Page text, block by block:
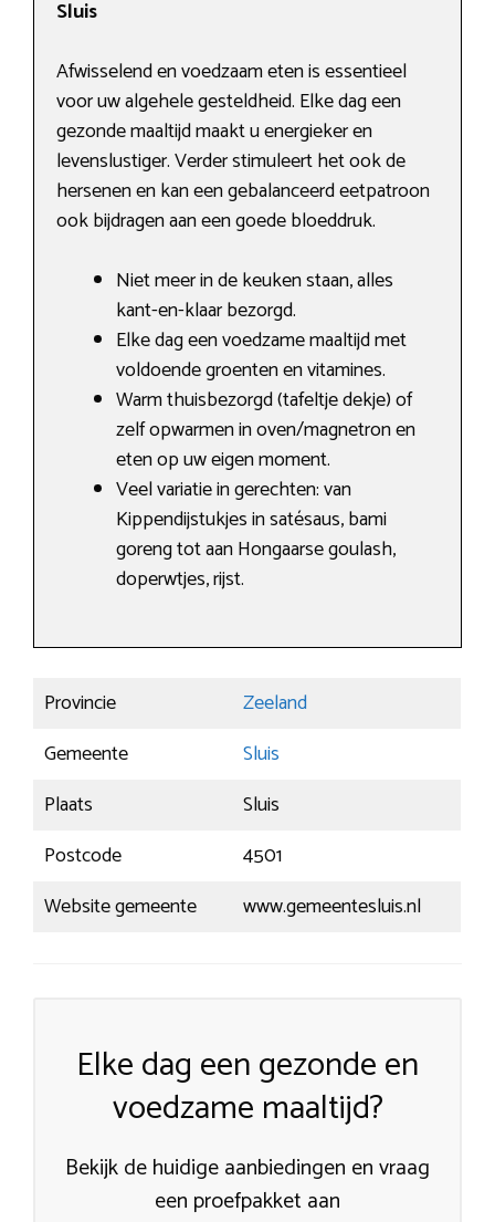
Sluis
Afwisselend en voedzaam eten is essentieel
voor uw algehele gesteldheid. Elke dag een
gezonde maaltijd maakt u energieker en
levenslustiger. Verder stimuleert het ook de
hersenen en kan een gebalanceerd eetpatroon
ook bijdragen aan een goede bloeddruk.
Niet meer in de keuken staan, alles
kant-en-klaar bezorgd.
Elke dag een voedzame maaltijd met
voldoende groenten en vitamines.
Warm thuisbezorgd (tafeltje dekje) of
zelf opwarmen in oven/magnetron en
eten op uw eigen moment.
Veel variatie in gerechten: van
Kippendijstukjes in satésaus, bami
goreng tot aan Hongaarse goulash,
doperwtjes, rijst.
Provincie
Zeeland
Gemeente
Sluis
Plaats
Sluis
Postcode
4501
Website gemeente
www.gemeentesluis.nl
Elke dag een gezonde en
voedzame maaltijd?
Bekijk de huidige aanbiedingen en vraag
een proefpakket aan